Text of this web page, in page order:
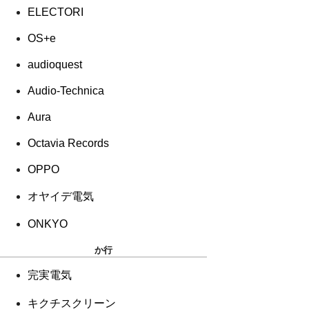
ELECTORI
OS+e
audioquest
Audio-Technica
Aura
Octavia Records
OPPO
オヤイデ電気
ONKYO
か行
完実電気
キクチスクリーン